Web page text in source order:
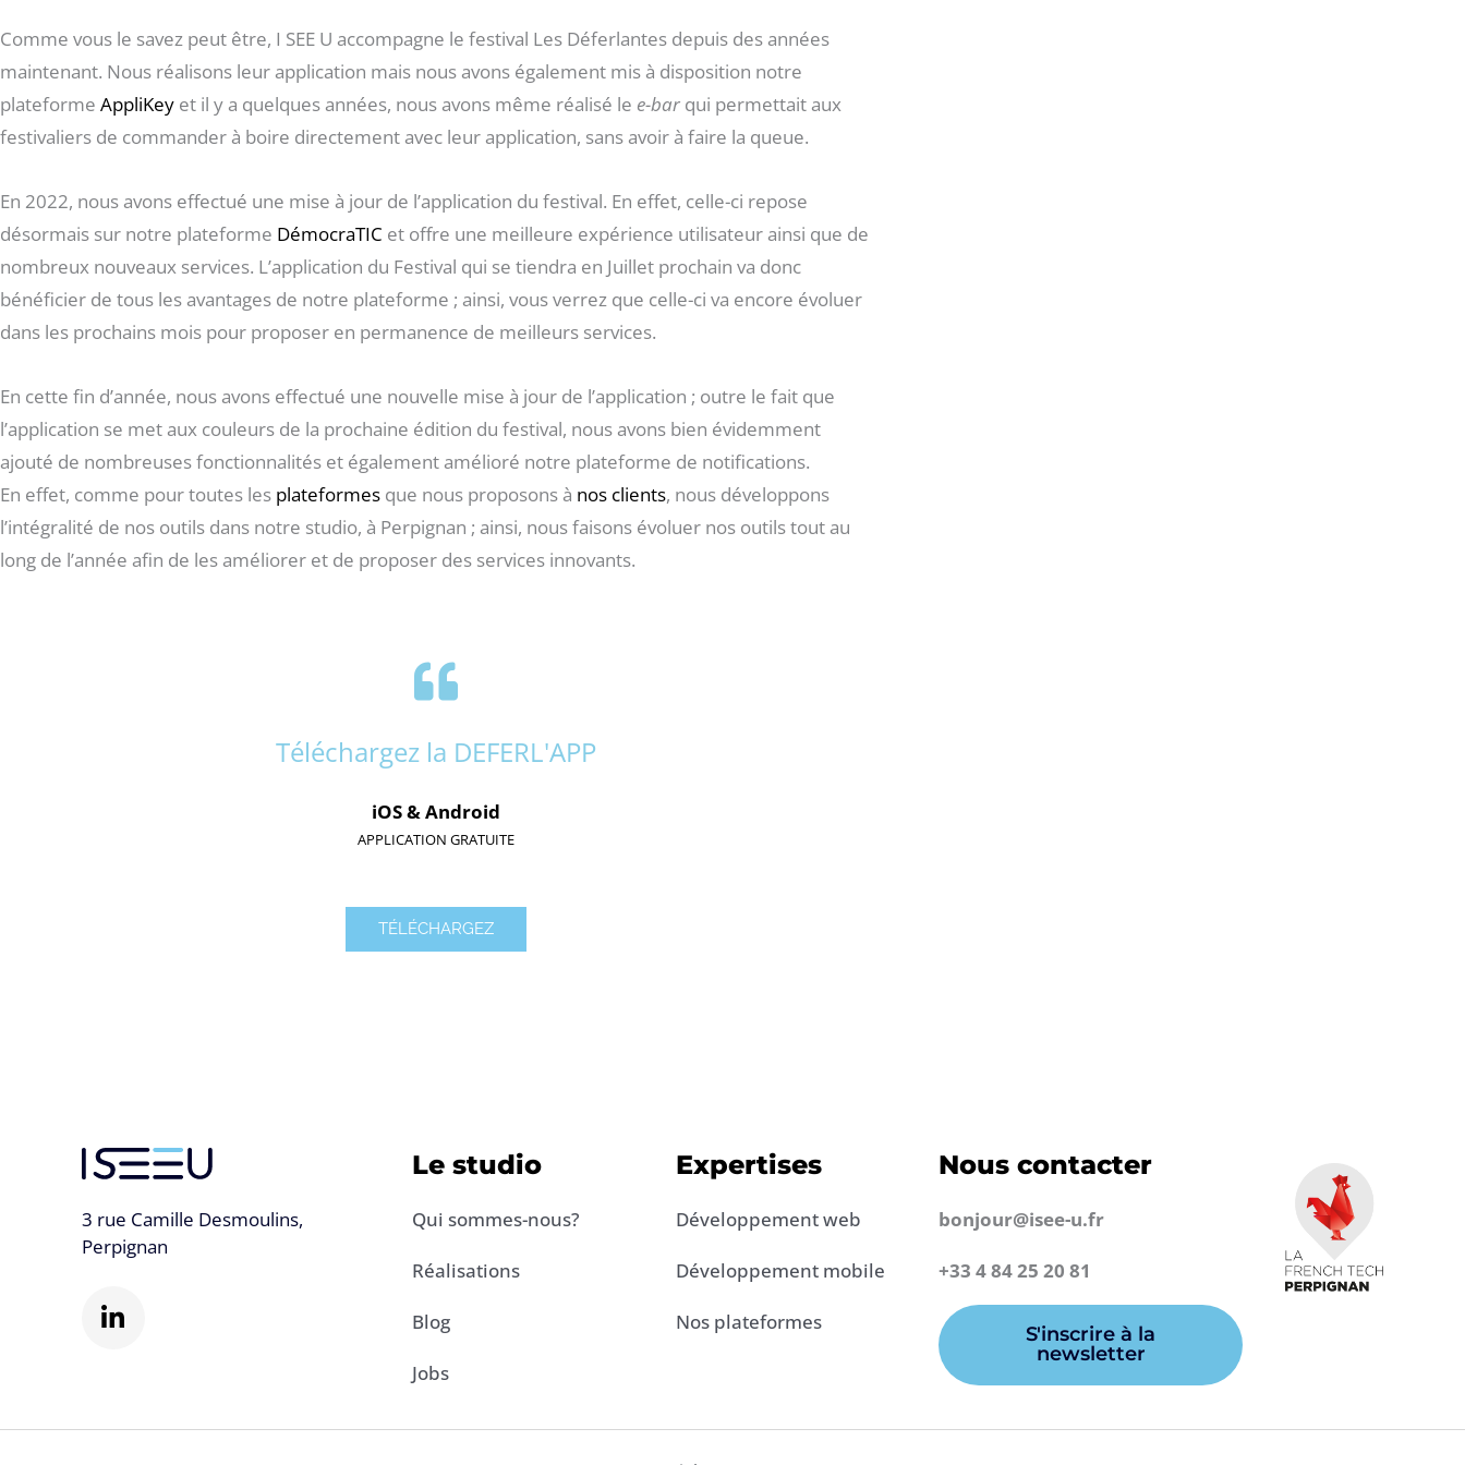
Comme vous le savez peut être, I SEE U accompagne le festival Les Déferlantes depuis des années
maintenant. Nous réalisons leur application mais nous avons également mis à disposition notre
plateforme AppliKey et il y a quelques années, nous avons même réalisé le e-bar qui permettait aux
festivaliers de commander à boire directement avec leur application, sans avoir à faire la queue.
En 2022, nous avons effectué une mise à jour de l’application du festival. En effet, celle-ci repose
désormais sur notre plateforme DémocraTIC et offre une meilleure expérience utilisateur ainsi que de
nombreux nouveaux services. L’application du Festival qui se tiendra en Juillet prochain va donc
bénéficier de tous les avantages de notre plateforme ; ainsi, vous verrez que celle-ci va encore évoluer
dans les prochains mois pour proposer en permanence de meilleurs services.
En cette fin d’année, nous avons effectué une nouvelle mise à jour de l’application ; outre le fait que
l’application se met aux couleurs de la prochaine édition du festival, nous avons bien évidemment
ajouté de nombreuses fonctionnalités et également amélioré notre plateforme de notifications.
En effet, comme pour toutes les plateformes que nous proposons à nos clients, nous développons
l’intégralité de nos outils dans notre studio, à Perpignan ; ainsi, nous faisons évoluer nos outils tout au
long de l’année afin de les améliorer et de proposer des services innovants.
Téléchargez la DEFERL'APP
iOS & Android
APPLICATION GRATUITE
TÉLÉCHARGEZ
3 rue Camille Desmoulins,
Perpignan
i
d
Le studio
Qui sommes-nous?
Réalisations
Blog
Jobs
Expertises
Développement web
Développement mobile
Nos plateformes
Nous contacter
bonjour@isee-u.fr
+33 4 84 25 20 81
S'inscrire à la
newsletter